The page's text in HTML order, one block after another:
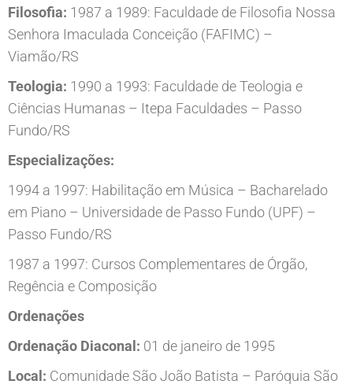
Filosofia: 1987 a 1989: Faculdade de Filosofia Nossa
Senhora Imaculada Conceição (FAFIMC) –
Viamão/RS
Teologia: 1990 a 1993: Faculdade de Teologia e
Ciências Humanas – Itepa Faculdades – Passo
Fundo/RS
Especializações:
1994 a 1997: Habilitação em Música – Bacharelado
em Piano – Universidade de Passo Fundo (UPF) –
Passo Fundo/RS
1987 a 1997: Cursos Complementares de Órgão,
Regência e Composição
Ordenações
Ordenação Diaconal: 01 de janeiro de 1995
Local: Comunidade São João Batista – Paróquia São